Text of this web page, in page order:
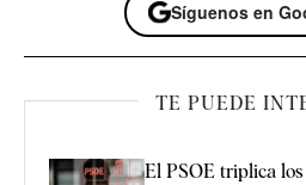
Síguenos en
TE PUEDE
El PSOE triplica